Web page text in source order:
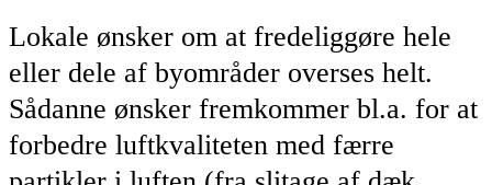
Lokale ønsker om at fredeliggøre hele
eller dele af byområder overses helt.
Sådanne ønsker fremkommer bl.a. for at
forbedre luftkvaliteten med færre